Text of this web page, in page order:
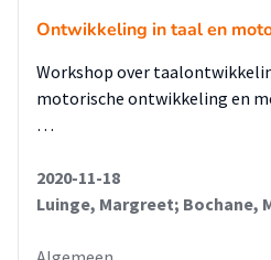
Ontwikkeling in taal en
Workshop over
motorische ontwikkeling en
…
2020-11-18
Luinge, Margreet; Bochane,